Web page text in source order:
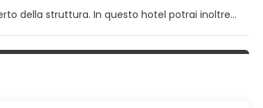
della struttura. In questo hotel potrai inoltre
e TV a schermo piatto. Il Wi-Fi gratuito ti
casseforti e acqua minerale gratuita,